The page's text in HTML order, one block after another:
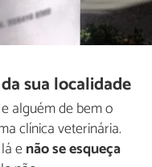
sua localidade
alguém de bem o
clínica veterinária.
enão se esqueça